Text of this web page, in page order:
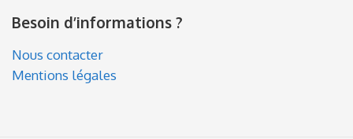
Besoin d’informations ?
Nous contacter
Mentions légales